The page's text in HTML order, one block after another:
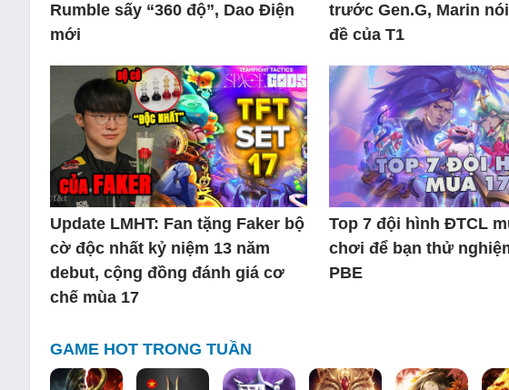
Rumble sấy “360 độ”, Dao Điện
mới
trước Gen.G, Marin
đề của T1
Update LMHT: Fan tặng Faker bộ
cờ độc nhất kỷ niệm 13 năm
debut, cộng đồng đánh giá cơ
chế mùa 17
Top 7 đội hình ĐTCL
chơi để bạn thử
PBE
GAME HOT TRONG TUẦN